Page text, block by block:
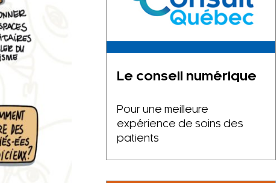
Le conseil numérique
Pour une meilleure
expérience de soins des
patients